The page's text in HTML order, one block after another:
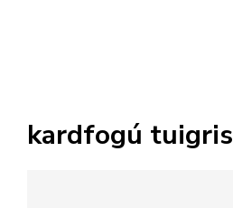
kardfogú tuigris